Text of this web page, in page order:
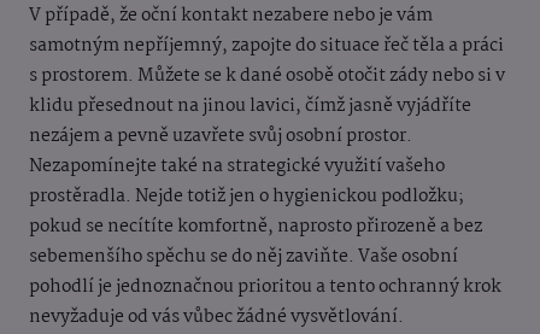
V případě, že oční kontakt nezabere nebo je vám
samotným nepříjemný, zapojte do situace řeč těla a práci
s prostorem. Můžete se k dané osobě otočit zády nebo si v
klidu přesednout na jinou lavici, čímž jasně vyjádříte
nezájem a pevně uzavřete svůj osobní prostor.
Nezapomínejte také na strategické využití vašeho
prostěradla. Nejde totiž jen o hygienickou podložku;
pokud se necítíte komfortně, naprosto přirozeně a bez
sebemenšího spěchu se do něj zaviňte. Vaše osobní
pohodlí je jednoznačnou prioritou a tento ochranný krok
nevyžaduje od vás vůbec žádné vysvětlování.